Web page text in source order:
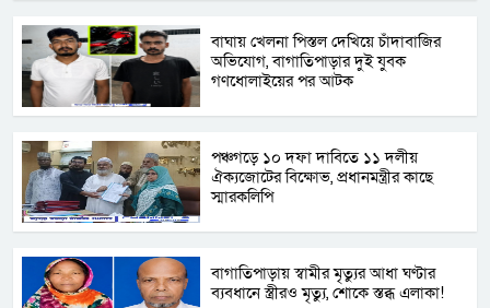
বাঘায় খেলনা পিস্তল দেখিয়ে চাঁদাবাজির
অভিযোগ, বাগাতিপাড়ার দুই যুবক
গণধোলাইয়ের পর আটক
পঞ্চগড়ে ১০ দফা দাবিতে ১১ দলীয়
ঐক্যজোটের বিক্ষোভ, প্রধানমন্ত্রীর কাছে
স্মারকলিপি
বাগাতিপাড়ায় স্বামীর মৃত্যুর আধা ঘণ্টার
ব্যবধানে স্ত্রীরও মৃত্যু, শোকে স্তব্ধ এলাকা!